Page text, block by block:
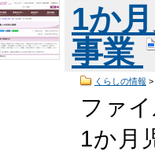
1か
事業
くらしの情報 >
ファ
1か月